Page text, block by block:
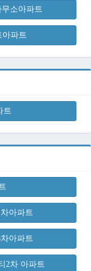
소아파트
아파트
트
아파트
아파트
2차 아파트